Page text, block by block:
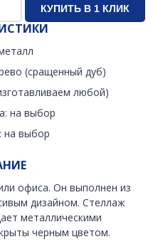
(сращенный дуб)
любой)
на выбор
на выбор
офиса. Он выполнен из
дизайном. Стеллаж
металлическими
черным цветом.